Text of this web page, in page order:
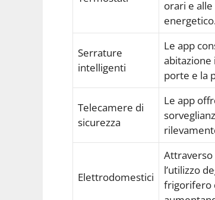
orari e
Serrature
intelligenti
Le app
abitazione
porte e la
Telecamere di
sicurezza
Le app
Elettrodomestici
l’utilizzo
frigorifero